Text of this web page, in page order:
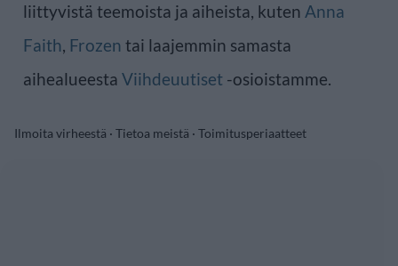
liittyvistä teemoista ja aiheista, kuten Anna
Faith, Frozen tai laajemmin samasta
aihealueesta Viihdeuutiset -osioistamme.
Ilmoita virheestä · Tietoa meistä · Toimitusperiaatteet